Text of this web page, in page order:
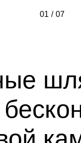
01 / 07
//////